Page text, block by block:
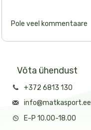
Pole veel kommentaare
Võta ühendust
+372 6813 130
info@matkasport.ee
E-P 10.00-18.00